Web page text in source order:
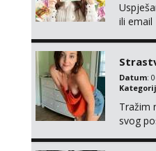
ili email
Datum:
Tražim
svog